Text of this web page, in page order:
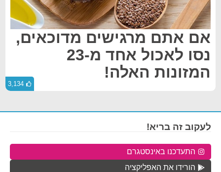
אם אתם מרגישים מדוכאים,
נסו לאכול אחד מ-23
המזונות האלה!
3,134
לעקוב זה בריא!
התעדכנו באינסטגרם
הורידו את האפליקציה